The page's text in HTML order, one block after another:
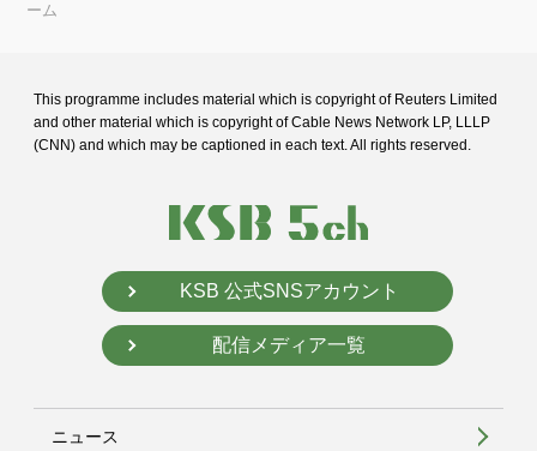
ーム
This programme includes material which is copyright of Reuters Limited
and other material which is copyright of Cable News Network LP, LLLP
(CNN) and which may be captioned in each text. All rights reserved.
KSB 公式SNSアカウント
配信メディア一覧
ニュース